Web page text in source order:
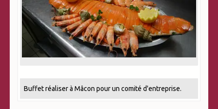
Buffet réaliser à Mâcon pour un comité d'entreprise.